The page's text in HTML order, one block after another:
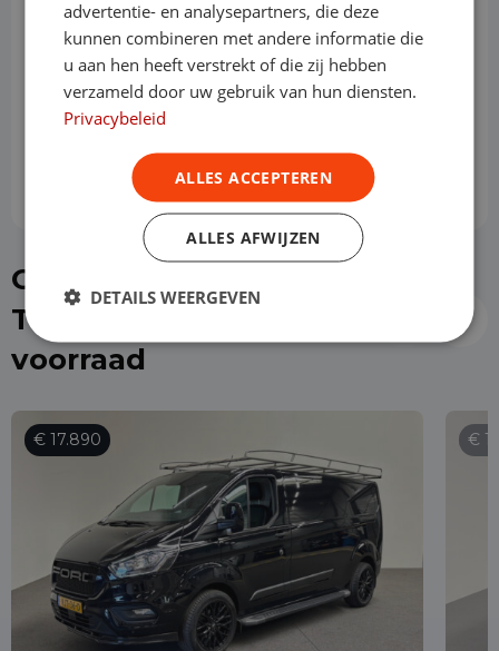
Slottermijn
€ 892,66
Of kies direct een Ford
Transit Custom uit de
voorraad
€ 17.890 €
advertentie- en analysepartners, die deze
kunnen combineren met andere informatie die
u aan hen heeft verstrekt of die zij hebben
verzameld door uw gebruik van hun diensten.
Privacybeleid
ALLES ACCEPTEREN
ALLES AFWIJZEN
DETAILS WEERGEVEN